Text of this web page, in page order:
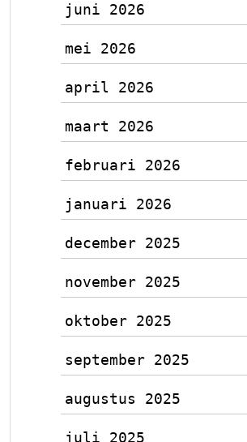
juni 2026
mei 2026
april 2026
maart 2026
februari 2026
januari 2026
december 2025
november 2025
oktober 2025
september 2025
augustus 2025
juli 2025